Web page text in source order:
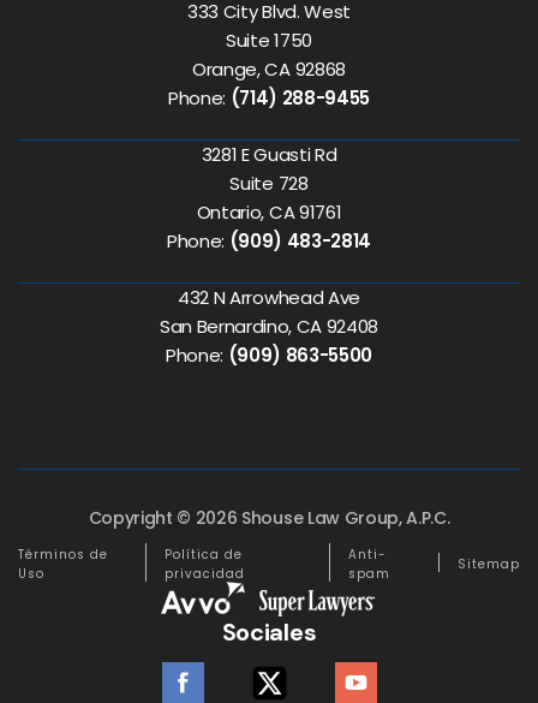
333 City Blvd. West
Suite 1750
Orange, CA 92868
Phone: (714) 288-9455
3281 E Guasti Rd
Suite 728
Ontario, CA 91761
Phone: (909) 483-2814
432 N Arrowhead Ave
San Bernardino, CA 92408
Phone: (909) 863-5500
Copyright © 2026 Shouse Law Group, A.P.C.
Términos de
Uso
Política de
privacidad
Anti-
spam
Sitemap
Sociales
facebook twitter youtube